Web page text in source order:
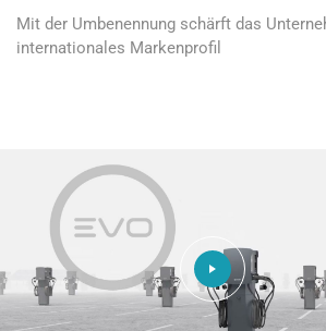
Mit der Umbenennung schärft das
internationales Markenprofil